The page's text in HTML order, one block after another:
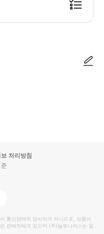
처리방침
통신판매의 당사자가 아니므로, 상품의
판매자에게 있으며 (주)놀유니버스는 일